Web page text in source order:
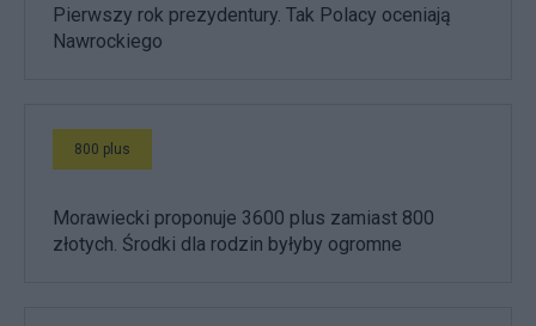
Pierwszy rok prezydentury. Tak Polacy oceniają
Nawrockiego
800 plus
Morawiecki proponuje 3600 plus zamiast 800
złotych. Środki dla rodzin byłyby ogromne